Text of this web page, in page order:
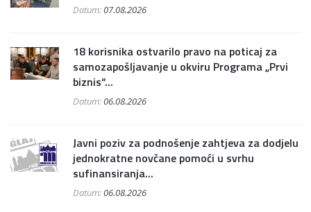
Datum:07.08.2026
18 korisnika ostvarilo pravo na poticaj za
samozapošljavanje u okviru Programa „Prvi
biznis“...
Datum:06.08.2026
Javni poziv za podnošenje zahtjeva za dodjelu
jednokratne novčane pomoći u svrhu
sufinansiranja...
Datum:06.08.2026